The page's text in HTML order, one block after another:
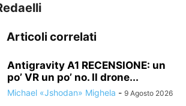
Articoli correlati
Antigravity A1 RECENSIONE: un
po’ VR un po’ no. Il drone...
Michael «Jshodan» Mighela - 9 Agosto 2026